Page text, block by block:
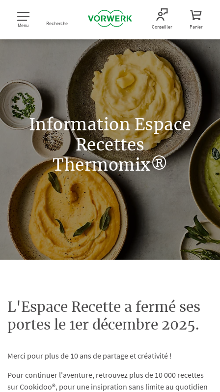
Menu Recherche Conseiller Panier
Information Espace
Recettes
Thermomix®
L'Espace Recette a fermé ses
portes le 1er décembre 2025.
Merci pour plus de 10 ans de partage et créativité !
Pour continuer l'aventure, retrouvez plus de 10 000 recettes
sur Cookidoo®, pour une insipration sans limite au quotidien